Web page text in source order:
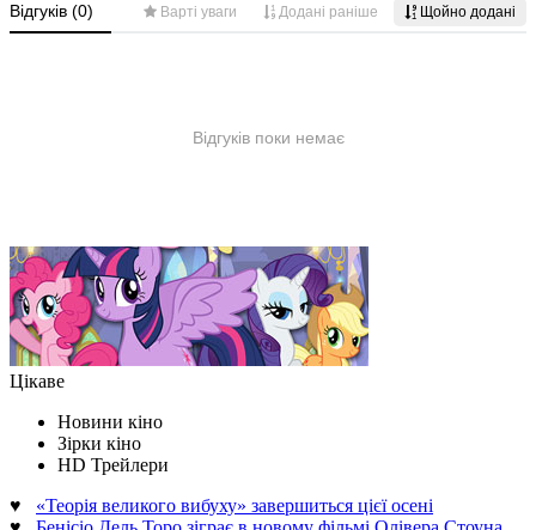
Цікаве
Новини кіно
Зірки кіно
HD Трейлери
♥ «Теорія великого вибуху» завершиться цієї осені